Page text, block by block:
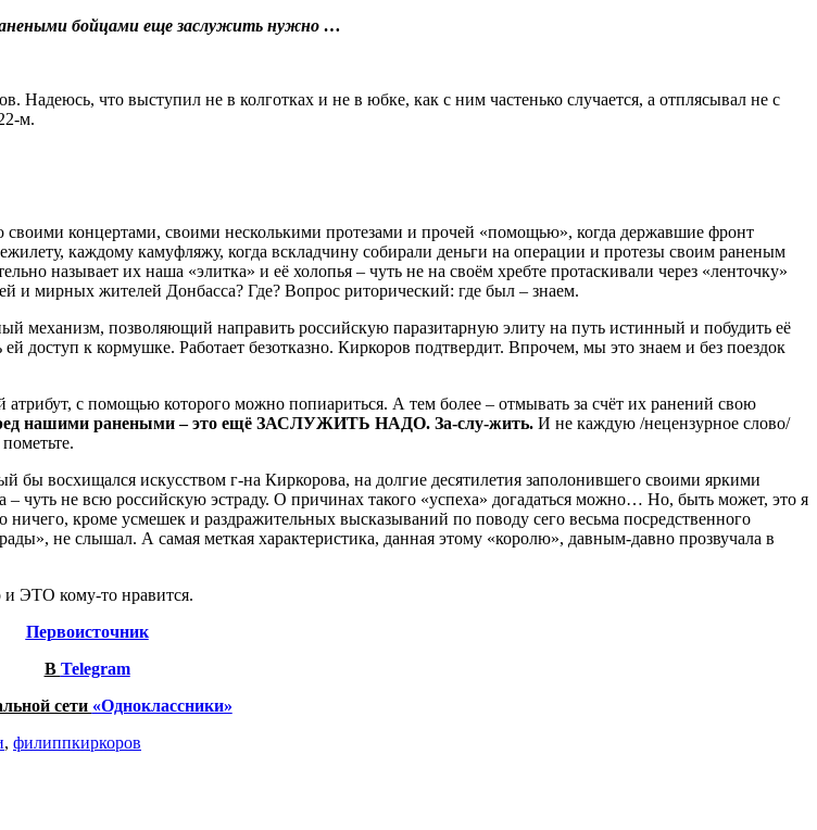
бойцами еще заслужить нужно …
что выступил не в колготках и не в юбке, как с ним частенько случается, а отплясывал не с
м.
концертами, своими несколькими протезами и прочей «помощью», когда державшие фронт
каждому камуфляжу, когда вскладчину собирали деньги на операции и протезы своим раненым
называет их наша «элитка» и её холопья – чуть не на своём хребте протаскивали через «ленточку»
и мирных жителей Донбасса? Где? Вопрос риторический: где был – знаем.
механизм, позволяющий направить российскую паразитарную элиту на путь истинный и побудить её
доступ к кормушке. Работает безотказно. Киркоров подтвердит. Впрочем, мы это знаем и без поездок
с помощью которого можно попиариться. А тем более – отмывать за счёт их ранений свою
нашими ранеными – это ещё ЗАСЛУЖИТЬ НАДО. За-слу-жить. И не каждую /нецензурное слово/
бы восхищался искусством г-на Киркорова, на долгие десятилетия заполонившего своими яркими
чуть не всю российскую эстраду. О причинах такого «успеха» догадаться можно… Но, быть может, это я
кроме усмешек и раздражительных высказываний по поводу сего весьма посредственного
не слышал. А самая меткая характеристика, данная этому «королю», давным-давно прозвучала в
и ЭТО кому-то нравится.
Первоисточник
В Telegram
сети «Одноклассники»
, филиппкиркоров